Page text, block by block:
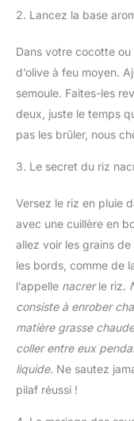
2. Lancez la base
Dans votre cocotte ou
d’olive à feu moyen.
semoule. Faites-les
deux, juste le temps
pas les brûler, nous
3. Le secret du riz
Versez le riz en pluie
avec une cuillère en
allez voir les grains
les bords, comme de
l’appelle nacrerle riz.
consiste à enrober
matière grasse
coller entre eux
liquide. Ne sautez
pilaf réussi !